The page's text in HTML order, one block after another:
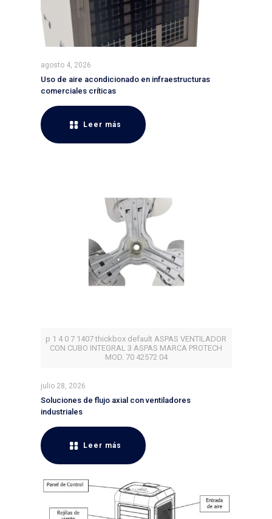
agosto 4, 2026
Uso de aire acondicionado en infraestructuras
comerciales críticas
Leer más
p 1 4 0 7 1407 thickbox default ASPAS VENTILADOR
CON CUBO INTEGRAL 3 ASPAS MARCA PROTECH
MOD. 70 42572 04
julio 28, 2026
Soluciones de flujo axial con ventiladores
industriales
Leer más